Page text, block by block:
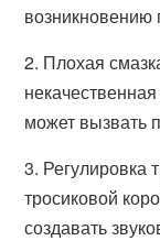
возникновению
2. Плохая
может вызвать
3. Регулировка
тросиковой
создавать